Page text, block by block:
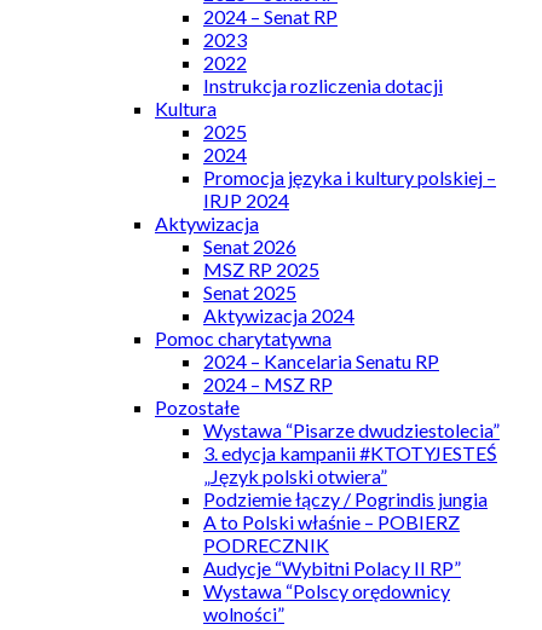
2024 – Senat RP
2023
2022
Instrukcja rozliczenia dotacji
Kultura
2025
2024
Promocja języka i kultury polskiej –
IRJP 2024
Aktywizacja
Senat 2026
MSZ RP 2025
Senat 2025
Aktywizacja 2024
Pomoc charytatywna
2024 – Kancelaria Senatu RP
2024 – MSZ RP
Pozostałe
Wystawa “Pisarze dwudziestolecia”
3. edycja kampanii #KTOTYJESTEŚ
„Język polski otwiera”
Podziemie łączy / Pogrindis jungia
A to Polski właśnie – POBIERZ
PODRECZNIK
Audycje “Wybitni Polacy II RP”
Wystawa “Polscy orędownicy
wolności”